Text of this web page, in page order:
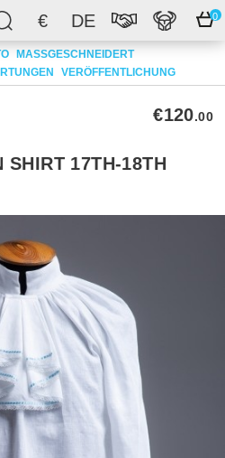
€ DE 0
MASSGESCHNEIDERT
VERÖFFENTLICHUNG
€120.00
SHIRT 17TH-18TH